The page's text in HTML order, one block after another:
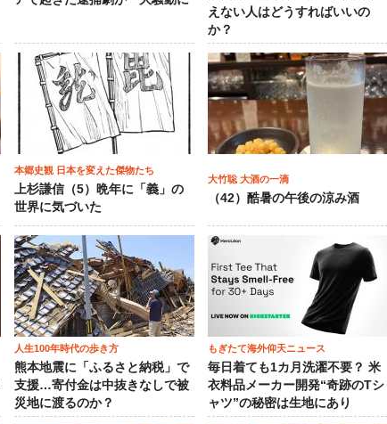
えない人はどうすればいいの
か？
本郷史観 日本を変えた傑物たち
上杉謙信（5）晩年に「義」の
世界に気づいた
大竹聡 大酒の一滴
（42）酷暑の午後の涼み酒
人生100年時代の歩き方
熊本地震に「ふるさと納税」で
支援…寄付金は中抜きなしで被
災地に渡るのか？
もぎたて海外仰天ニュース
毎日着ても1カ月洗濯不要？ 米
衣料品メーカー開発“奇跡のTシ
ャツ”の秘密は生地にあり